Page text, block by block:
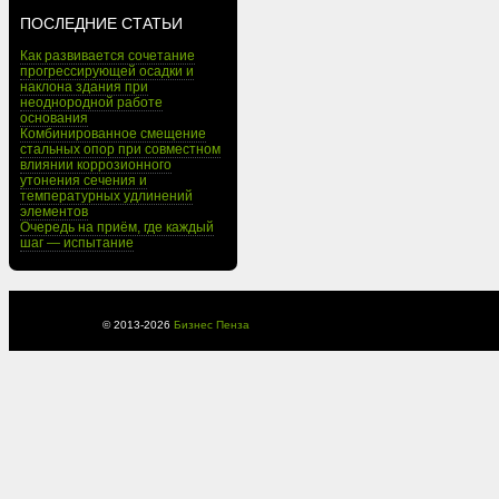
ПОСЛЕДНИЕ СТАТЬИ
Как развивается сочетание
прогрессирующей осадки и
наклона здания при
неоднородной работе
основания
Комбинированное смещение
стальных опор при совместном
влиянии коррозионного
утонения сечения и
температурных удлинений
элементов
Очередь на приём, где каждый
шаг — испытание
© 2013-2026 Бизнес Пенза